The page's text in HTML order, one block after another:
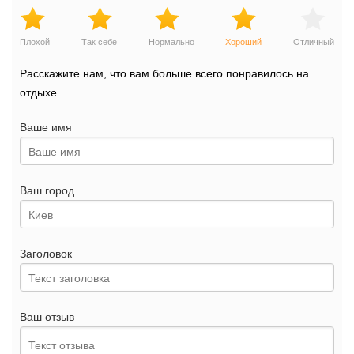
Плохой Так себе Нормально Хороший Отличный
Расскажите нам, что вам больше всего понравилось на
отдыхе.
Ваше имя
Ваш город
Заголовок
Ваш отзыв